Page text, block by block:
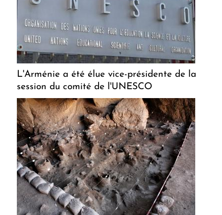
L'Arménie a été élue vice-présidente de la
session du comité de l'UNESCO